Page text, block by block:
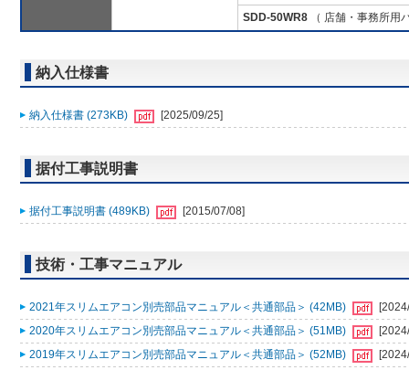
SDD-50WR8 （ 店舗・事務所用
納入仕様書
納入仕様書 (273KB) [2025/09/25]
据付工事説明書
据付工事説明書 (489KB) [2015/07/08]
技術・工事マニュアル
2021年スリムエアコン別売部品マニュアル＜共通部品＞ (42MB)
2020年スリムエアコン別売部品マニュアル＜共通部品＞ (51MB)
2019年スリムエアコン別売部品マニュアル＜共通部品＞ (52MB)